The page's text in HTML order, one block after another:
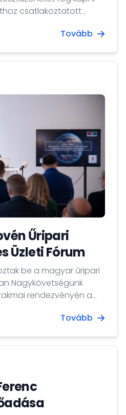
csatlakoztatott
Tovább
Űripari
Üzleti Fórum
be a magyar űripari
Nagykövetségünk
rendezvényén a
Tovább